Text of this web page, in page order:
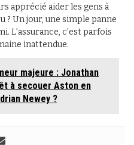
apprécié aider les gens à
? Un jour, une simple panne
L’assurance, c’est parfois
inattendue.
majeure : Jonathan
à secouer Aston en
Newey ?